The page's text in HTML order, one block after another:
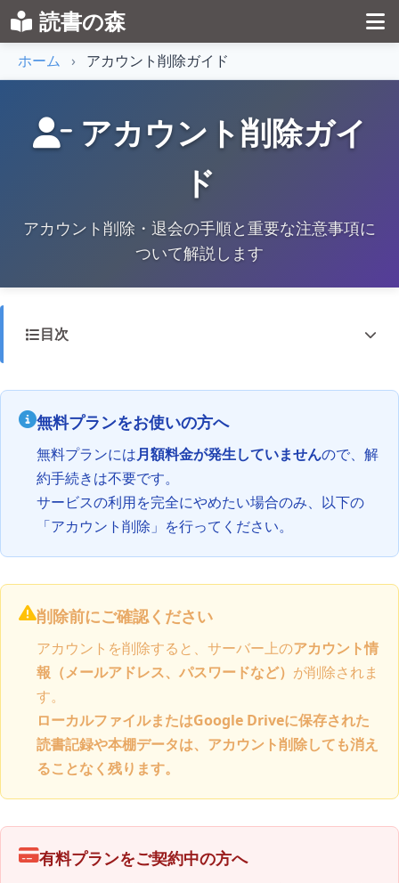
読書の森
ホーム › アカウント削除ガイド
アカウント削除ガイ
ド
アカウント削除・退会の手順と重要な注意事項に
ついて解説します
目次
無料プランをお使いの方へ
無料プランには月額料金が発生していませんので、解
約手続きは不要です。
サービスの利用を完全にやめたい場合のみ、以下の
「アカウント削除」を行ってください。
削除前にご確認ください
アカウントを削除すると、サーバー上のアカウント情
報（メールアドレス、パスワードなど） が削除されま
す。
ローカルファイルまたはGoogle Driveに保存された
読書記録や本棚データは、アカウント削除しても消え
ることなく残ります。
有料プランをご契約中の方へ